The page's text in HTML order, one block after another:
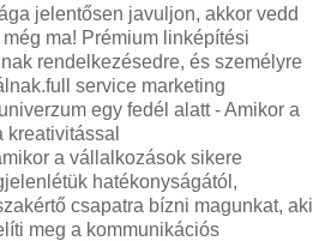
jelentősen javuljon, akkor vedd
ma! Prémium linképítési
rendelkezésedre, és személyre
service marketing
egy fedél alatt - Amikor a
a vállalkozások sikere
hatékonyságától,
csapatra bízni magunkat, aki
meg a kommunikációs